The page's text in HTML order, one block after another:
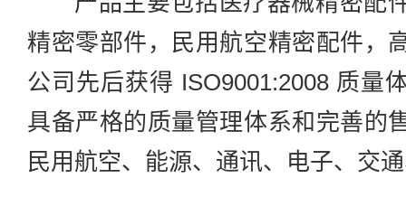
精密零部件，民用航空精密配件，
公司先后获得 ISO9001:2008 质量
具备严格的质量管理体系和完善的
民用航空、能源、通讯、电子、交